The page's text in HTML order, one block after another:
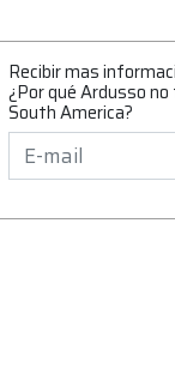
Recibir mas
¿Por qué Ardusso
South America?